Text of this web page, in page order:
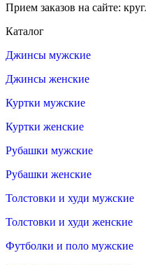
Прием заказов на сайте:
Каталог
Джинсы мужские
Джинсы женские
Куртки мужские
Куртки женские
Рубашки мужские
Рубашки женские
Толстовки и худи мужские
Толстовки и худи женские
Футболки и поло мужские